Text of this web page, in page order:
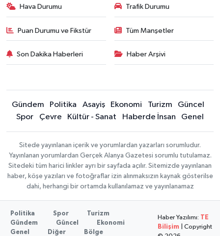
Hava Durumu Trafik Durumu
Puan Durumu ve Fikstür Tüm Manşetler
Son Dakika Haberleri Haber Arşivi
Gündem Politika Asayiş Ekonomi Turizm
Güncel
Spor
Çevre Kültür - Sanat Haberde İnsan Genel
Sitede yayınlanan içerik ve yorumlardan yazarları sorumludur.
Yayınlanan yorumlardan Gerçek Alanya Gazetesi sorumlu tutulamaz.
Sitedeki tüm harici linkler ayrı bir sayfada açılır. Sitemizde yayınlanan
haber, köşe yazıları ve fotoğraflar izin alınmaksızın kaynak gösterilse
dahi, herhangi bir ortamda kullanılamaz ve yayınlanamaz
Politika Spor
Turizm
Gündem
Güncel
Ekonomi
Genel
Diğer Bölge
Haber Yazılımı:
TE
Bilişim | Copyright